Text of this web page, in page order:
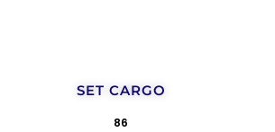
SET CARGO
86